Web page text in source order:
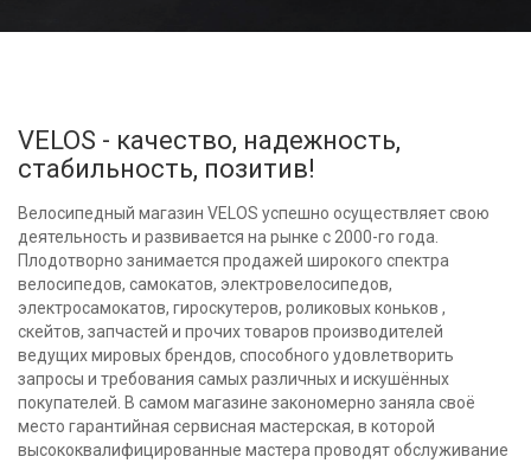
VELOS - качество, надежность,
стабильность, позитив!
Велосипедный магазин VELOS успешно осуществляет свою
деятельность и развивается на рынке с 2000-го года.
Плодотворно занимается продажей широкого спектра
велосипедов, самокатов, электровелосипедов,
электросамокатов, гироскутеров, роликовых коньков ,
скейтов, запчастей и прочих товаров производителей
ведущих мировых брендов, способного удовлетворить
запросы и требования самых различных и искушённых
покупателей. В самом магазине закономерно заняла своё
место гарантийная сервисная мастерская, в которой
высококвалифицированные мастера проводят обслуживание